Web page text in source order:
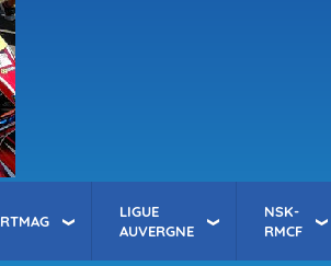
LIGUE
AUVERGNE
NSK-
RMCF